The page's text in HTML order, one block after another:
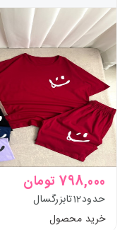
798,000 تومان
حدود12تابزرگسال
خرید محصول